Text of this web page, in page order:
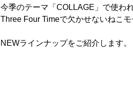
今季のテーマ「COLLAGE」で使わ
Three Four Timeで欠かせないねこモ
NEWラインナップをご紹介します。